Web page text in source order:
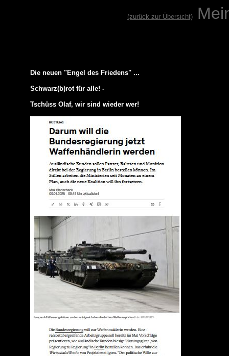
(zurück zur Übersicht)
Die neuen "Engel des Friedens" ...
Schwarz(b)rot für alle! -
Tschüss Olaf, wir sind wieder wer!